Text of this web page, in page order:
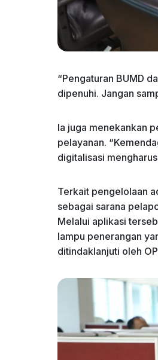
“Pengaturan BUMD
dipenuhi. Jangan
Ia juga menekankan
pelayanan.
digitalisasi
Terkait pengelolaan
sebagai sarana
Melalui aplikasi
lampu penerangan
ditindaklanjuti oleh